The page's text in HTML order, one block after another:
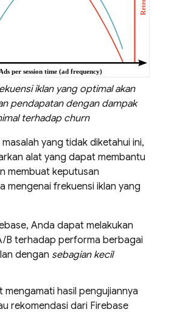
iklan yang optimal akan
pendapatan dengan dampak
terhadap churn
yang tidak diketahui ini,
alat yang dapat membantu
membuat keputusan
mengenai frekuensi iklan yang
Anda dapat melakukan
B terhadap performa berbagai
dengan sebagian kecil
mengamati hasil pengujiannya
rekomendasi dari Firebase